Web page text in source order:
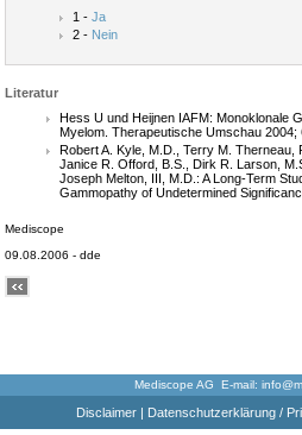
1 - Ja
2 - Nein
Literatur
Hess U und Heijnen IAFM: Monoklonale
Myelom. Therapeutische Umschau 2004;
Robert A. Kyle, M.D., Terry M. Therneau,
Janice R. Offord, B.S., Dirk R. Larson,
Joseph Melton, III, M.D.: A Long-Term
Gammopathy of Undetermined
Mediscope
09.08.2006 - dde
Mediscope AG E-mail:
Disclaimer| Datenschutzerklärung /